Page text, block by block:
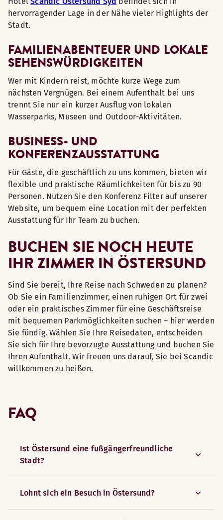
hervorragender Lage in der Nähe vieler Highlights der
Stadt.
FAMILIENABENTEUER UND LOKALE
SEHENSWÜRDIGKEITEN
Wer mit Kindern reist, möchte kurze Wege zum
nächsten Vergnügen. Bei einem Aufenthalt bei uns
trennt Sie nur ein kurzer Ausflug von lokalen
Wasserparks, Museen und Outdoor-Aktivitäten.
BUSINESS- UND
KONFERENZAUSSTATTUNG
Für Gäste, die geschäftlich zu uns kommen, bieten wir
flexible und praktische Räumlichkeiten für bis zu 90
Personen. Nutzen Sie den Konferenz Filter auf unserer
Website, um bequem eine Location mit der perfekten
Ausstattung für Ihr Team zu buchen.
BUCHEN SIE NOCH HEUTE
IHR ZIMMER IN ÖSTERSUND
Sind Sie bereit, Ihre Reise nach Schweden zu planen?
Ob Sie ein Familienzimmer, einen ruhigen Ort für zwei
oder ein praktisches Zimmer für eine Geschäftsreise
mit bequemen Parkmöglichkeiten suchen – hier werden
Sie fündig. Wählen Sie Ihre Reisedaten, entscheiden
Sie sich für Ihre bevorzugte Ausstattung und buchen Sie
Ihren Aufenthalt. Wir freuen uns darauf, Sie bei Scandic
willkommen zu heißen.
FAQ
Ist Östersund eine fußgängerfreundliche
Stadt?
Lohnt sich ein Besuch in Östersund?